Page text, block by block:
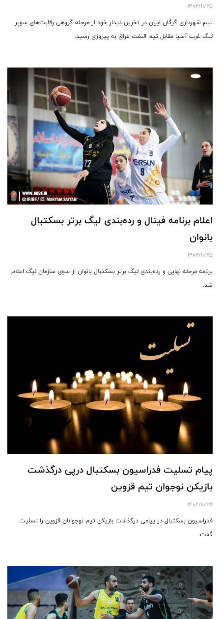
1402/11/25
تیم شهرداری گرگان ایران در آخرین دیدار خود از مرحله گروهی رقابت‌های سوپر
لیگ غرب آسیا مقابل تیم النفت عراق به پیروزی رسید.
اعلام برنامه فینال و رده‌بندی لیگ برتر بسکتبال
بانوان
1402/11/25
برنامه مرحله نهایی و رده‌بندی لیگ برتر بسکتبال بانوان از سوی سازمان لیگ اعلام
شد.
پیام تسلیت فدراسیون بسکتبال درپی درگذشت
بازیکن نوجوان تیم قزوین
1402/11/25
فدراسیون بسکتبال در پیامی درگذشت بازیکن تیم نوجوانان قزوین را تسلیت
گفت.